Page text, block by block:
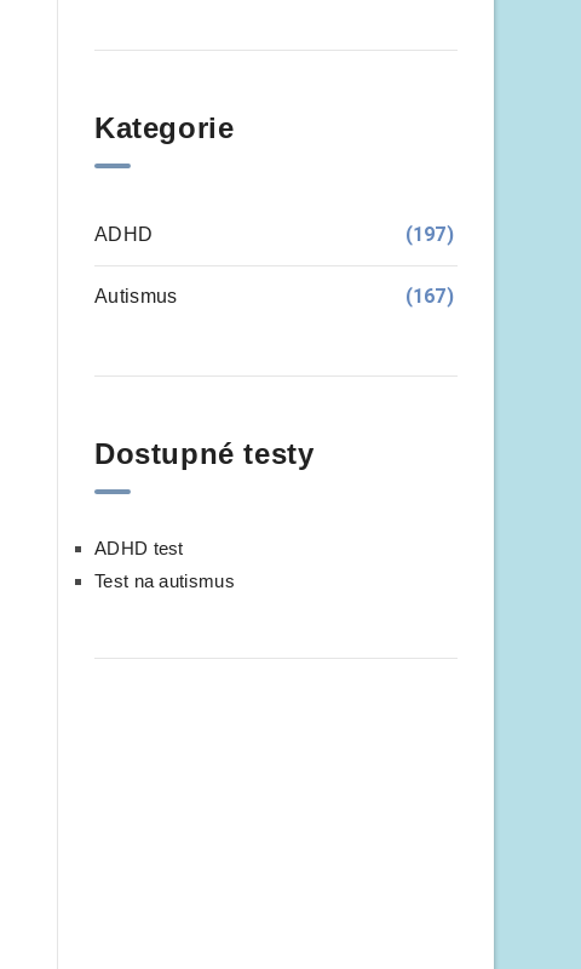
Kategorie
ADHD (197)
Autismus (167)
Dostupné testy
ADHD test
Test na autismus